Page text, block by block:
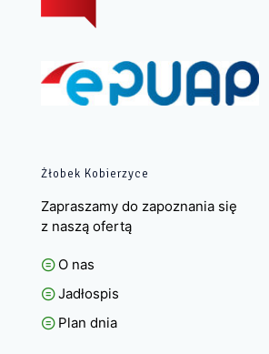
Żłobek Kobierzyce
Zapraszamy do zapoznania się
z naszą ofertą
O nas
Jadłospis
Plan dnia